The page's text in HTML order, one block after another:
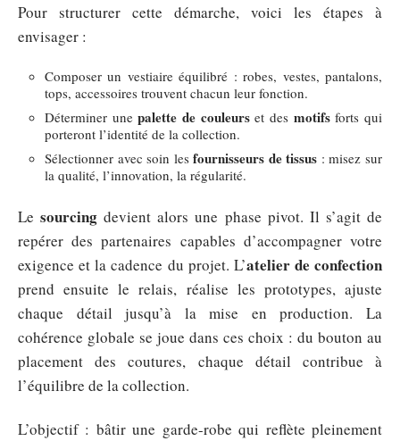
Pour structurer cette démarche, voici les étapes à
envisager :
Composer un vestiaire équilibré : robes, vestes, pantalons,
tops, accessoires trouvent chacun leur fonction.
Déterminer unepalette de couleurset des motifsforts qui
porteront l’identité de la collection.
Sélectionner avec soin lesfournisseurs de tissus : misez sur
la qualité, l’innovation, la régularité.
Lesourcing devient alors une phase pivot. Il s’agit de
repérer des partenaires capables d’accompagner votre
exigence et la cadence du projet. L’atelier de confection
prend ensuite le relais, réalise les prototypes, ajuste
chaque détail jusqu’à la mise en production. La
cohérence globale se joue dans ces choix : du bouton au
placement des coutures, chaque détail contribue à
l’équilibre de la collection.
L’objectif : bâtir une garde-robe qui reflète pleinement